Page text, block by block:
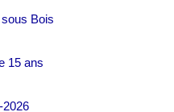
Bois
15 ans
2026